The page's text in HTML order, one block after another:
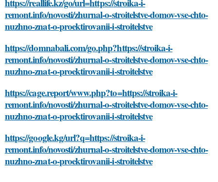
https://reallife.kz/go/url=https://stroika-i-
remont.info/novosti/zhurnal-o-stroitelstve-domov-vse-chto-
nuzhno-znat-o-proektirovanii-i-stroitelstve
https://domnabali.com/go.php?https://stroika-i-
remont.info/novosti/zhurnal-o-stroitelstve-domov-vse-chto-
nuzhno-znat-o-proektirovanii-i-stroitelstve
https://cage.report/www.php?to=https://stroika-i-
remont.info/novosti/zhurnal-o-stroitelstve-domov-vse-chto-
nuzhno-znat-o-proektirovanii-i-stroitelstve
https://google.kg/url?q=https://stroika-i-
remont.info/novosti/zhurnal-o-stroitelstve-domov-vse-chto-
nuzhno-znat-o-proektirovanii-i-stroitelstve